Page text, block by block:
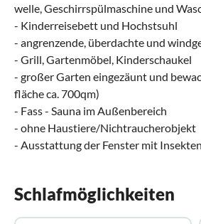
welle, Geschirrspülmaschine und
- Kinderreisebett und Hochstsuhl
- angrenzende, überdachte und
- Grill, Gartenmöbel, Kinderschaukel
- großer Garten eingezäunt und
fläche ca. 700qm)
- Fass - Sauna im Außenbereich
- ohne Haustiere/Nichtraucherobjekt
- Ausstattung der Fenster mit
Schlafmöglichkeiten